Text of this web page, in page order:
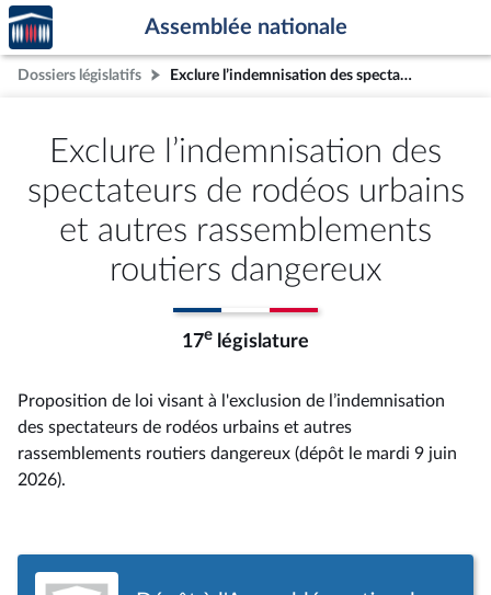
Aller au contenu
Aller en bas de la page
Accèder
à la
page
d'accueil
Assemblée nationale
Dossiers législatifs Exclure l’indemnisation des spectateurs de rodéos urbains et autres rassemblements routiers dangereux
Exclure l’indemnisation des
spectateurs de rodéos urbains
et autres rassemblements
routiers dangereux
17e législature
Proposition de loi visant à l'exclusion de l’indemnisation
des spectateurs de rodéos urbains et autres
rassemblements routiers dangereux (dépôt le mardi 9 juin
2026).